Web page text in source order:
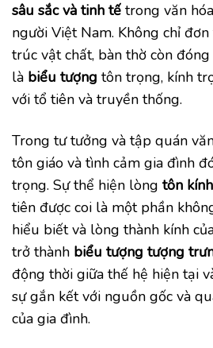
sâu sắc và tinh tế trong văn
người Việt Nam. Không chỉ
trúc vật chất, bàn thờ còn
là biểu tượng tôn trọng, kính
với tổ tiên và truyền thống.
Trong tư tưởng và tập quán
tôn giáo và tình cảm gia đình
trọng. Sự thể hiện lòng tôn kính
tiên được coi là một phần
hiểu biết và lòng thành kính
trở thành biểu tượng tượng
động thời giữa thế hệ hiện tại
sự gắn kết với nguồn gốc và
của gia đình.